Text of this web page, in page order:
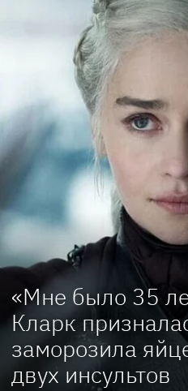
«Мне было 35
Кларк
заморозила
двух инсультов